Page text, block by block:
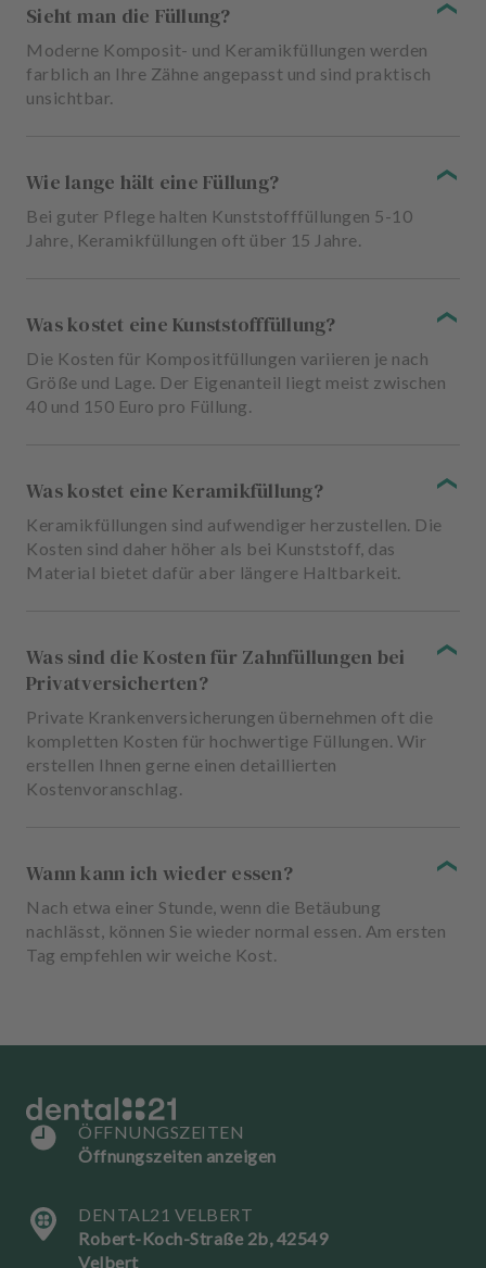
Sieht man die Füllung?
Moderne Komposit- und Keramikfüllungen werden
farblich an Ihre Zähne angepasst und sind praktisch
unsichtbar.
Wie lange hält eine Füllung?
Bei guter Pflege halten Kunststofffüllungen 5-10
Jahre, Keramikfüllungen oft über 15 Jahre.
Was kostet eine Kunststofffüllung?
Die Kosten für Kompositfüllungen variieren je nach
Größe und Lage. Der Eigenanteil liegt meist zwischen
40 und 150 Euro pro Füllung.
Was kostet eine Keramikfüllung?
Keramikfüllungen sind aufwendiger herzustellen. Die
Kosten sind daher höher als bei Kunststoff, das
Material bietet dafür aber längere Haltbarkeit.
Was sind die Kosten für Zahnfüllungen bei
Privatversicherten?
Private Krankenversicherungen übernehmen oft die
kompletten Kosten für hochwertige Füllungen. Wir
erstellen Ihnen gerne einen detaillierten
Kostenvoranschlag.
Wann kann ich wieder essen?
Nach etwa einer Stunde, wenn die Betäubung
nachlässt, können Sie wieder normal essen. Am ersten
Tag empfehlen wir weiche Kost.
ÖFFNUNGSZEITEN
Öffnungszeiten anzeigen
DENTAL21 VELBERT
Robert-Koch-Straße 2b, 42549
Velbert